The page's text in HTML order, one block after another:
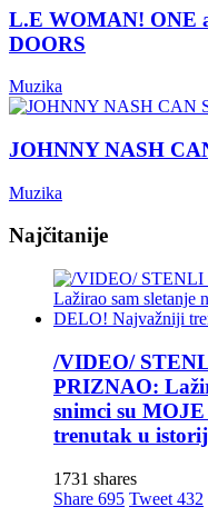
L.E WOMAN! ONE
DOORS
Muzika
JOHNNY NASH
Muzika
Najčitanije
/VIDEO/
PRIZNAO:
snimci su
trenutak u
1731 shares
Share 695 Tweet 432